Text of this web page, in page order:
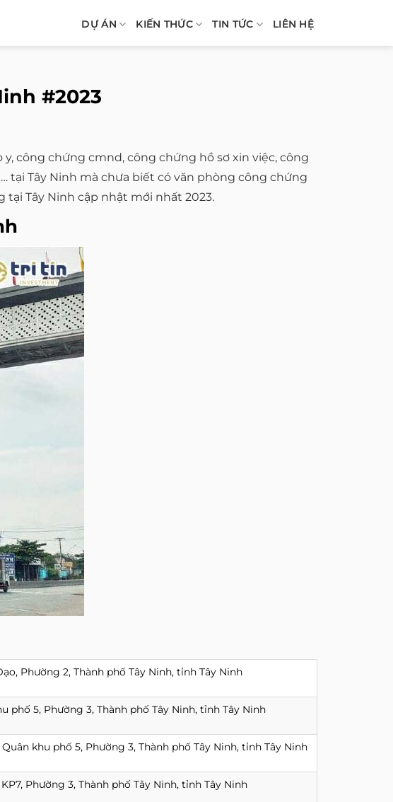
DỰ ÁN KIẾN THỨC TIN TỨC LIÊN HỆ
#2023
công chứng cmnd, công chứng hồ sơ xin việc, công
tại Tây Ninh mà chưa biết có văn phòng công chứng
Tây Ninh cập nhật mới nhất 2023.
Phường 2, Thành phố Tây Ninh, tỉnh Tây Ninh
5, Phường 3, Thành phố Tây Ninh, tỉnh Tây Ninh
khu phố 5, Phường 3, Thành phố Tây Ninh, tỉnh Tây Ninh
Phường 3, Thành phố Tây Ninh, tỉnh Tây Ninh